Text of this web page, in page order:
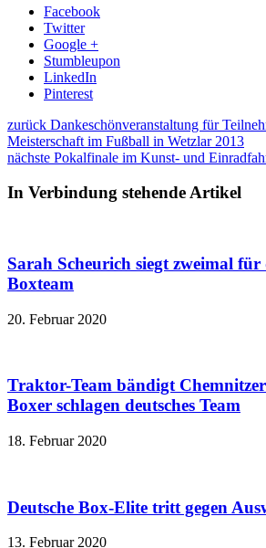
Facebook
Twitter
Google +
Stumbleupon
LinkedIn
Pinterest
zurück Dankeschönveranstaltung für
Meisterschaft im Fußball in Wetzlar 2013
nächste Pokalfinale im Kunst- und
In Verbindung stehende Artikel
Sarah Scheurich siegt zweimal für
Boxteam
20. Februar 2020
Traktor-Team bändigt
Boxer schlagen deutsches Team
18. Februar 2020
Deutsche Box-Elite tritt gegen
13. Februar 2020